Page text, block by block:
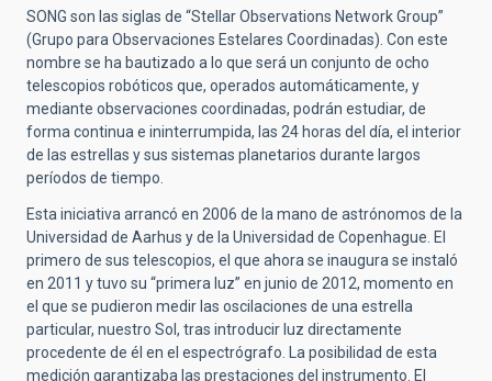
SONG son las siglas de “Stellar Observations Network Group”
(Grupo para Observaciones Estelares Coordinadas). Con este
nombre se ha bautizado a lo que será un conjunto de ocho
telescopios robóticos que, operados automáticamente, y
mediante observaciones coordinadas, podrán estudiar, de
forma continua e ininterrumpida, las 24 horas del día, el interior
de las estrellas y sus sistemas planetarios durante largos
períodos de tiempo.
Esta iniciativa arrancó en 2006 de la mano de astrónomos de la
Universidad de Aarhus y de la Universidad de Copenhague. El
primero de sus telescopios, el que ahora se inaugura se instaló
en 2011 y tuvo su “primera luz” en junio de 2012, momento en
el que se pudieron medir las oscilaciones de una estrella
particular, nuestro Sol, tras introducir luz directamente
procedente de él en el espectrógrafo. La posibilidad de esta
medición garantizaba las prestaciones del instrumento. El